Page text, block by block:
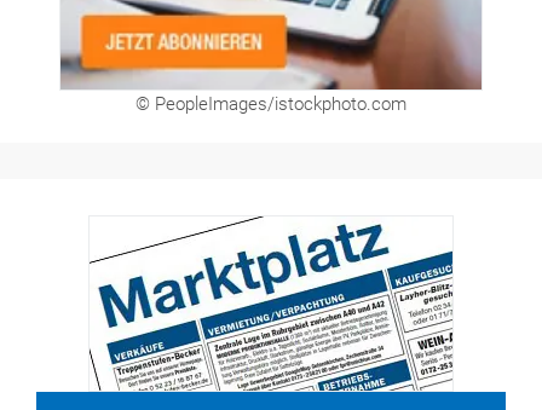
© PeopleImages/istockphoto.com